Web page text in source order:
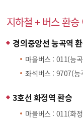
지하철 + 버스 환승
경의중앙선 능곡역
마을버스 : 011(능
좌석버스 : 9707(
3호선 화정역 환승
마을버스 : 011(화